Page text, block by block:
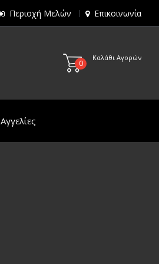
Περιοχή Μελών Επικοινωνία
0
Καλάθι Αγορών
Αγγελίες